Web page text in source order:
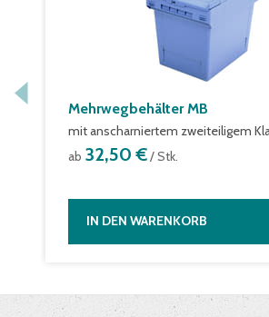
Mehrwegbehälter MB
mit anscharniertem zweiteiligem
ab 32,50 €/ Stk.
IN DEN WARENKORB